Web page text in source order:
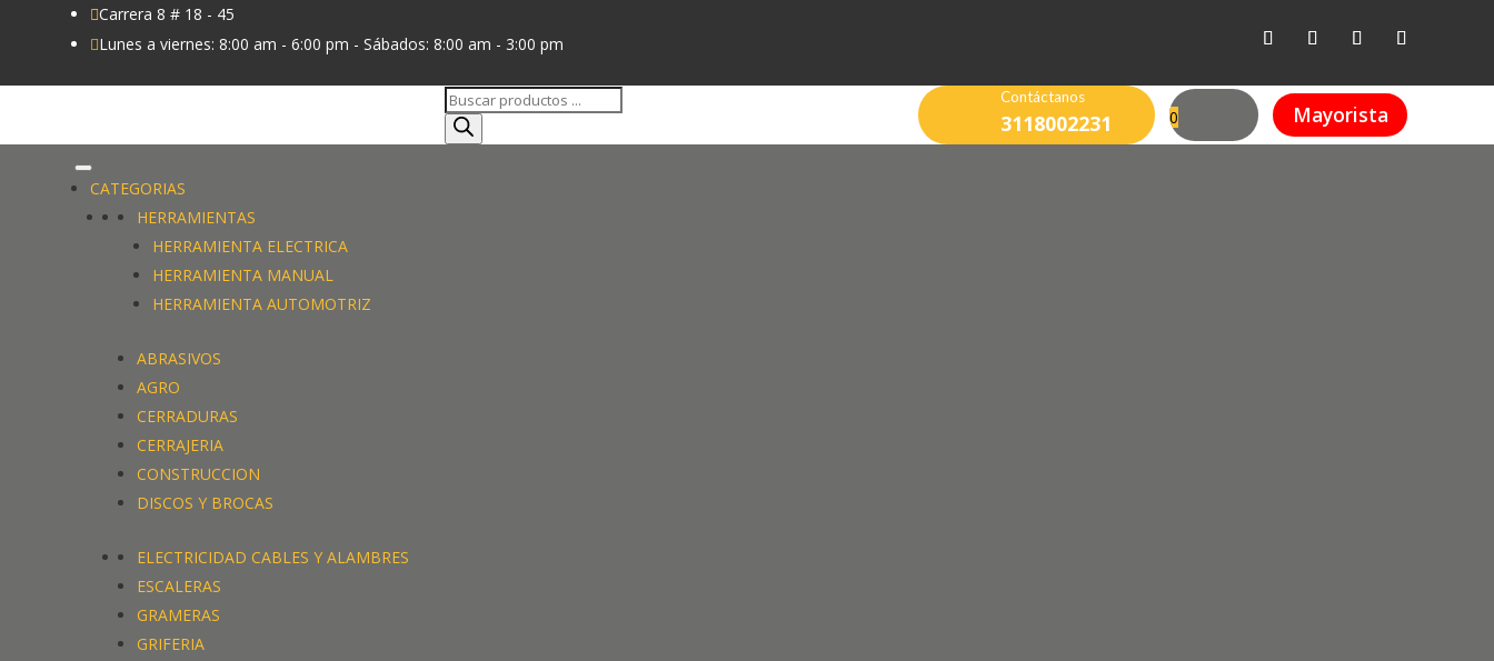
Carrera 8 # 18 - 45
Lunes a viernes: 8:00 am - 6:00 pm - Sábados: 8:00 am - 3:00 pm
Búsqueda
de
productos
Contáctanos
3118002231 0 Mayorista
CATEGORIAS
HERRAMIENTAS
HERRAMIENTA ELECTRICA
HERRAMIENTA MANUAL
HERRAMIENTA AUTOMOTRIZ
ABRASIVOS
AGRO
CERRADURAS
CERRAJERIA
CONSTRUCCION
DISCOS Y BROCAS
ELECTRICIDAD CABLES Y ALAMBRES
ESCALERAS
GRAMERAS
GRIFERIA